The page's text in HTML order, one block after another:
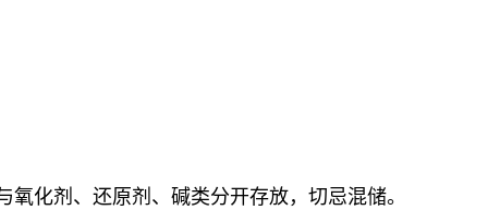
化剂、还原剂、碱类分开存放，切忌混储。